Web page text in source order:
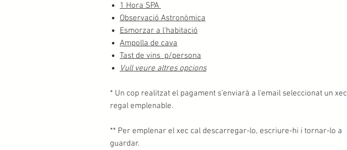
1 Hora SPA
Observació Astronòmica
Esmorzar a l'habitació
Ampolla de cava
Tast de vins p/persona
Vull veure altres opcions
* Un cop realitzat el pagament s'enviarà a l'email seleccionat un xec
regal emplenable.
** Per emplenar el xec cal descarregar-lo, escriure-hi i tornar-lo a
guardar.